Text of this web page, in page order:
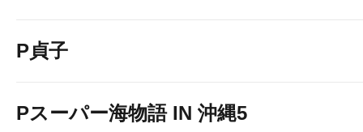
P貞子
Pスーパー海物語 IN 沖縄5